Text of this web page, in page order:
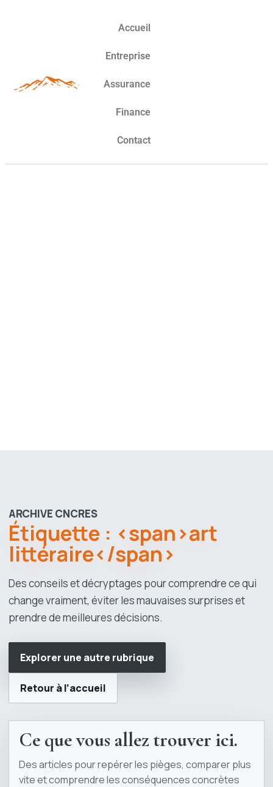
Accueil
Entreprise
Assurance
Finance
Contact
ARCHIVE CNCRES
Étiquette : <span>art
littéraire</span>
Des conseils et décryptages pour comprendre ce qui
change vraiment, éviter les mauvaises surprises et
prendre de meilleures décisions.
Explorer une autre rubrique
Retour à l’accueil
Ce que vous allez trouver ici.
Des articles pour repérer les pièges, comparer plus
vite et comprendre les conséquences concrètes